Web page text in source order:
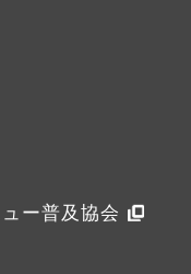
ー普及協会